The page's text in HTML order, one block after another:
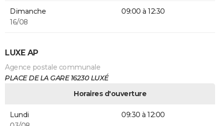
Dimanche
16/08
09:00 à 12:30
LUXE AP
Agence postale communale
PLACE DE LA GARE 16230 LUXÉ
Horaires d'ouverture
Lundi
09:30 à 12:00